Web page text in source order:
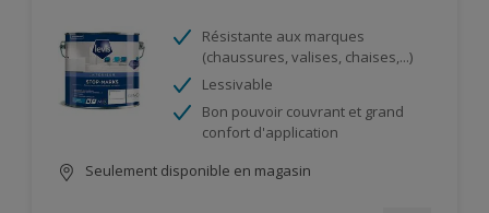
Résistante aux marques
(chaussures, valises, chaises,...)
Lessivable
Bon pouvoir couvrant et grand
confort d'application
Seulement disponible en magasin